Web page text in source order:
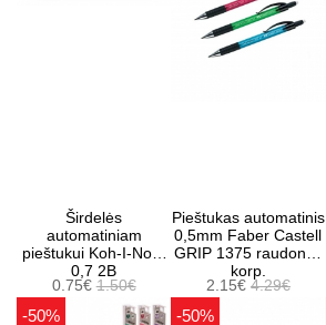
Širdelės
automatiniam
pieštukui Koh-I-Noor
0,7 2B
0.75€1.50€
Pieštukas automatinis
0,5mm Faber Castell
GRIP 1375 raudonas
korp.
2.15€ 4.29€
-50% -50%